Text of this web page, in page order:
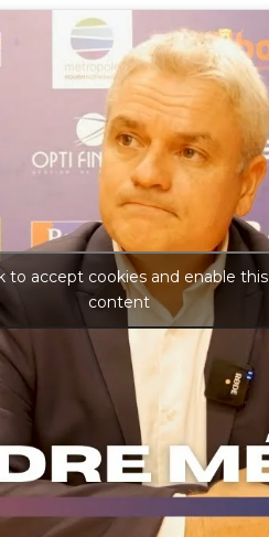
to accept cookies and enable this
content